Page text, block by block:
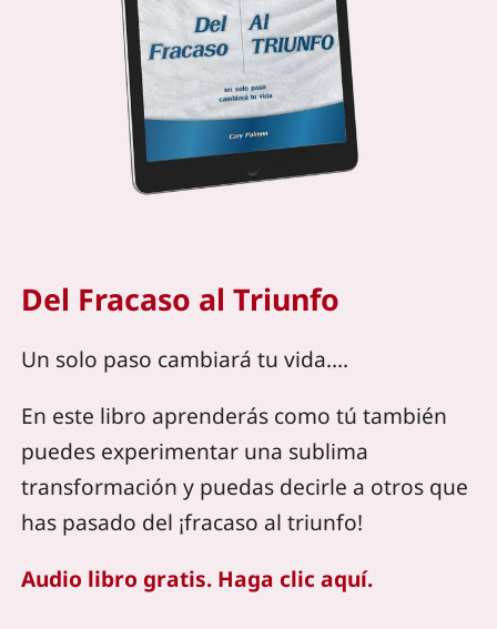
Del Fracaso al Triunfo
Un solo paso cambiará tu vida….
En este libro aprenderás como tú también
puedes experimentar una sublima
transformación y puedas decirle a otros que
has pasado del ¡fracaso al triunfo!
Audio libro gratis. Haga clic aquí.